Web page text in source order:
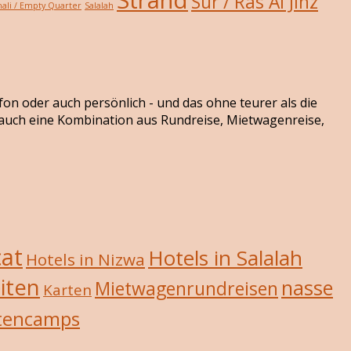
/ Empty Quarter Salalah
oder auch persönlich - und das ohne teurer als die
eine Kombination aus Rundreise, Mietwagenreise,
Hotels in Nizwa Hotels in Salalah
Karten Mietwagenrundreisen nasse